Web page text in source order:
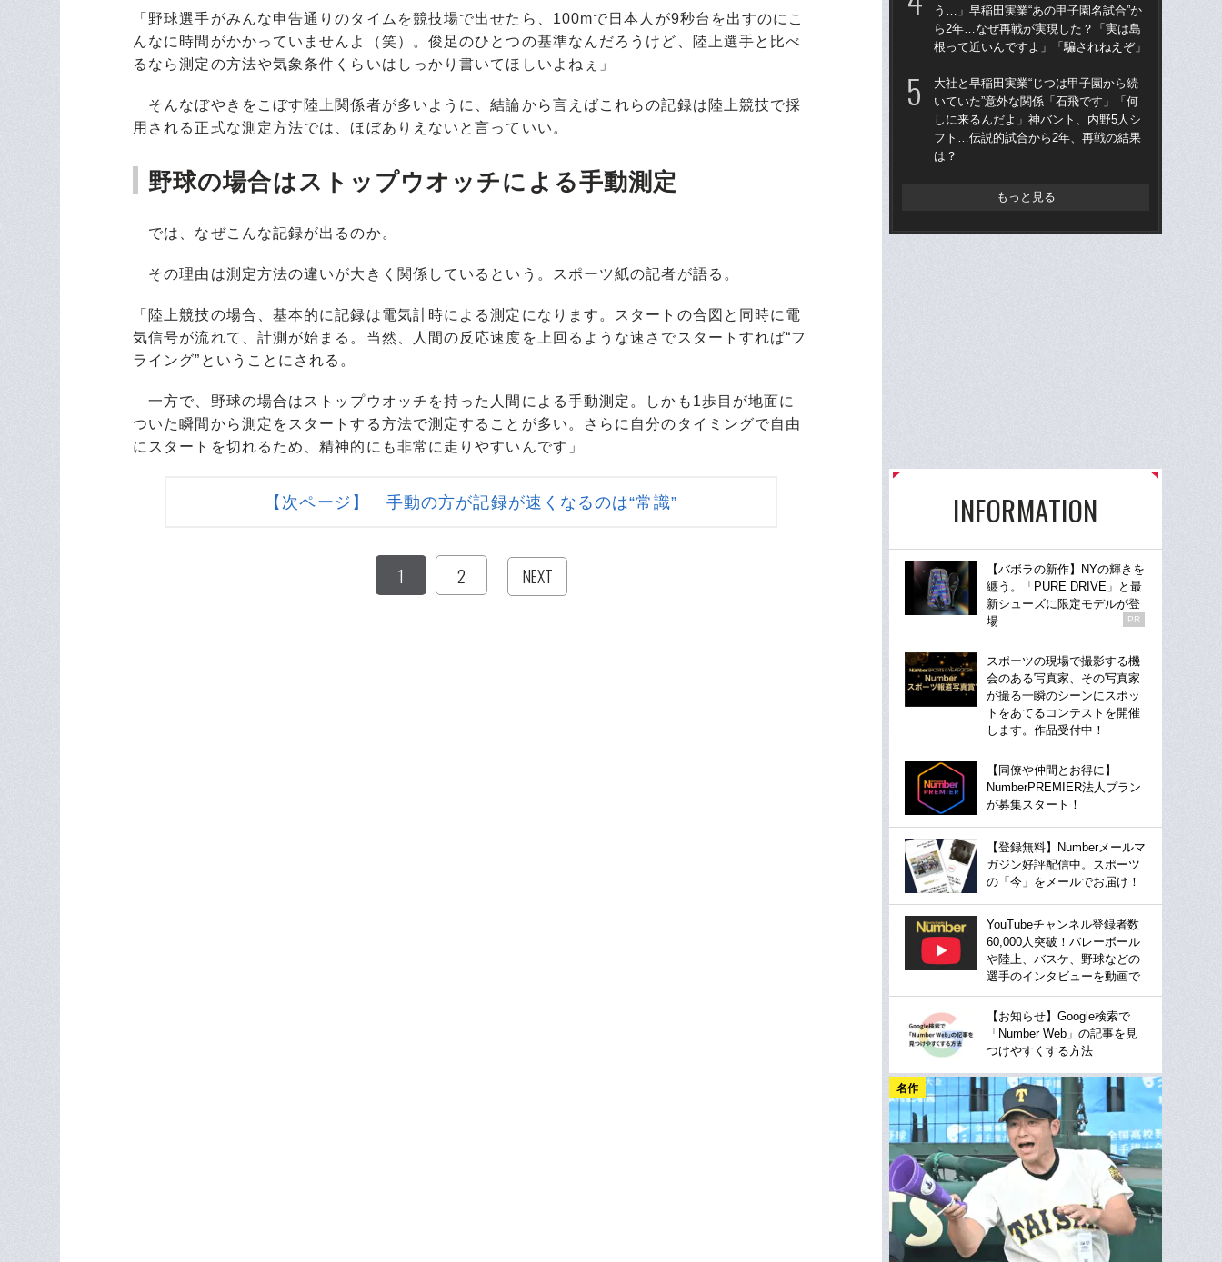
「野球選手がみんな申告通りのタイムを競技場で出せたら、100mで日本人が9秒台を出すのにこ
んなに時間がかかっていませんよ（笑）。俊足のひとつの基準なんだろうけど、陸上選手と比べ
るなら測定の方法や気象条件くらいはしっかり書いてほしいよねぇ」
そんなぼやきをこぼす陸上関係者が多いように、結論から言えばこれらの記録は陸上競技で採
用される正式な測定方法では、ほぼありえないと言っていい。
野球の場合はストップウオッチによる手動測定
では、なぜこんな記録が出るのか。
その理由は測定方法の違いが大きく関係しているという。スポーツ紙の記者が語る。
「陸上競技の場合、基本的に記録は電気計時による測定になります。スタートの合図と同時に電
気信号が流れて、計測が始まる。当然、人間の反応速度を上回るような速さでスタートすれば“フ
ライング”ということにされる。
一方で、野球の場合はストップウオッチを持った人間による手動測定。しかも1歩目が地面に
ついた瞬間から測定をスタートする方法で測定することが多い。さらに自分のタイミングで自由
にスタートを切れるため、精神的にも非常に走りやすいんです」
【次ページ】 手動の方が記録が速くなるのは“常識”
1 2 NEXT
う…」早稲田実業“あの甲子園名試合”か
ら2年…なぜ再戦が実現した？「実は島
根って近いんですよ」「騙されねえぞ」
大社と早稲田実業“じつは甲子園から続
いていた”意外な関係「石飛です」「何
しに来るんだよ」神バント、内野5人シ
フト…伝説的試合から2年、再戦の結果
は？
もっと見る
INFORMATION
【バボラの新作】NYの輝きを
纏う。「PURE DRIVE」と最
新シューズに限定モデルが登
場
PR
スポーツの現場で撮影する機
会のある写真家、その写真家
が撮る一瞬のシーンにスポッ
トをあてるコンテストを開催
します。作品受付中！
【同僚や仲間とお得に】
NumberPREMIER法人プラン
が募集スタート！
【登録無料】Numberメールマ
ガジン好評配信中。スポーツ
の「今」をメールでお届け！
YouTubeチャンネル登録者数
60,000人突破！バレーボール
や陸上、バスケ、野球などの
選手のインタビューを動画で
【お知らせ】Google検索で
「Number Web」の記事を見
つけやすくする方法
名作